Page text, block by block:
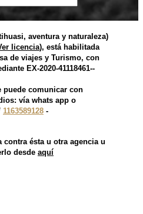
aventura y naturaleza)
licencia), está habilitada
de viajes y Turismo, con
EX-2020-41118461--
puede comunicar con
vía whats app o
1163589128 -
ésta u otra agencia u
desde aquí